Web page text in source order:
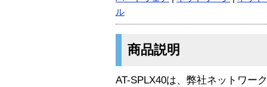
ル
商品説明
AT-SPLX40は、弊社ネットワー